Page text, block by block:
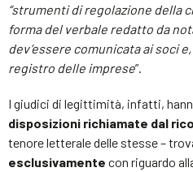
“strumenti di regolazione della
forma del verbale redatto da
dev’essere comunicata ai soci
registro delle imprese”.
I giudici di legittimità, infatti,
disposizioni richiamate dal
tenore letterale delle stesse –
esclusivamente con riguardo